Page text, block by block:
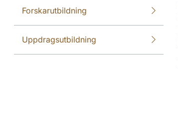
Forskarutbildning
Uppdragsutbildning